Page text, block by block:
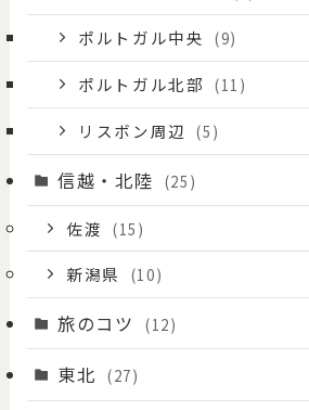
ポルトガル中央 (9)
ポルトガル北部 (11)
リスボン周辺 (5)
信越・北陸 (25)
佐渡 (15)
新潟県 (10)
旅のコツ (12)
東北 (27)